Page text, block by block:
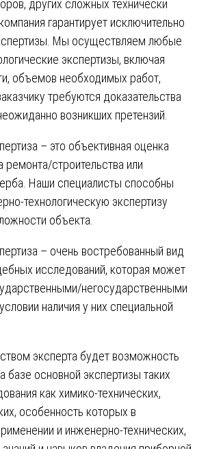
других сложных технически
гарантирует исключительно
Мы осуществляем любые
экспертизы, включая
объемов необходимых работ,
требуются доказательства
возникших претензий.
– это объективная оценка
ремонта/строительства или
Наши специалисты способны
технологическую экспертизу
объекта.
– очень востребованный вид
исследований, которая может
негосударственными
наличия у них специальной
эксперта будет возможность
базе основной экспертизы таких
как химико-технических,
особенность которых в
и инженерно-технических,